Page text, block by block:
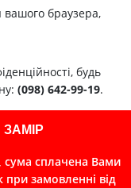
браузера,
будь
(098) 642-99-19.
сума сплачена Вами
при замовленні від